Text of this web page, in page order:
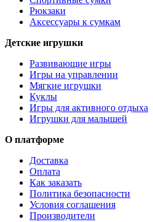
Рюкзаки
Аксессуары к сумкам
Детские игрушки
Развивающие игры
Игры на управлении
Мягкие игрушки
Куклы
Игры для активного отдыха
Игрушки для малышей
О платформе
Доставка
Оплата
Как заказать
Политика безопасности
Условия соглашения
Производители